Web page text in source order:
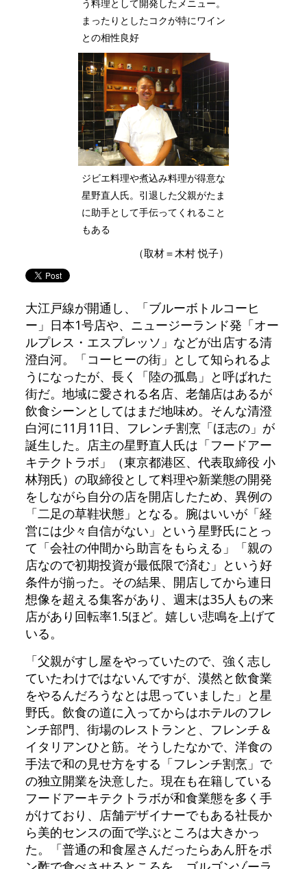
う料理として開発したメニュー。
まったりとしたコクが特にワイン
との相性良好
ジビエ料理や煮込み料理が得意な
星野直人氏。引退した父親がたま
に助手として手伝ってくれること
もある
（取材＝木村 悦子）
大江戸線が開通し、「ブルーボトルコーヒ
ー」日本1号店や、ニュージーランド発「オー
ルプレス・エスプレッソ」などが出店する清
澄白河。「コーヒーの街」として知られるよ
うになったが、長く「陸の孤島」と呼ばれた
街だ。地域に愛される名店、老舗店はあるが
飲食シーンとしてはまだ地味め。そんな清澄
白河に11月11日、フレンチ割烹「ほ志の」が
誕生した。店主の星野直人氏は「フードアー
キテクトラボ」（東京都港区、代表取締役 小
林翔氏）の取締役として料理や新業態の開発
をしながら自分の店を開店したため、異例の
「二足の草鞋状態」となる。腕はいいが「経
営には少々自信がない」という星野氏にとっ
て「会社の仲間から助言をもらえる」「親の
店なので初期投資が最低限で済む」という好
条件が揃った。その結果、開店してから連日
想像を超える集客があり、週末は35人もの来
店があり回転率1.5ほど。嬉しい悲鳴を上げて
いる。
「父親がすし屋をやっていたので、強く志し
ていたわけではないんですが、漠然と飲食業
をやるんだろうなとは思っていました」と星
野氏。飲食の道に入ってからはホテルのフレ
ンチ部門、街場のレストランと、フレンチ＆
イタリアンひと筋。そうしたなかで、洋食の
手法で和の見せ方をする「フレンチ割烹」で
の独立開業を決意した。現在も在籍している
フードアーキテクトラボが和食業態を多く手
がけており、店舗デザイナーでもある社長か
ら美的センスの面で学ぶところは大きかっ
た。「普通の和食屋さんだったらあん肝をポ